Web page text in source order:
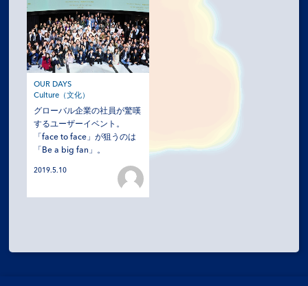
COMPANY
SERVICES
RECRUIT
NEWS
OZ MEDIA
OUR DAYS
Culture（文化）
グローバル企業の社員が驚嘆
するユーザーイベント。
「face to face」が狙うのは
「Be a big fan」。
2019.5.10